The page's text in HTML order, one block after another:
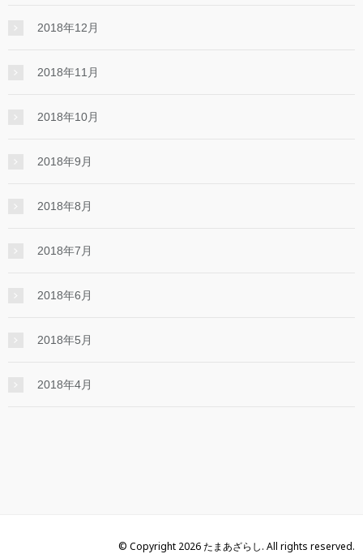
2018年12月
2018年11月
2018年10月
2018年9月
2018年8月
2018年7月
2018年6月
2018年5月
2018年4月
© Copyright 2026 たまあざらし. All rights reserved.